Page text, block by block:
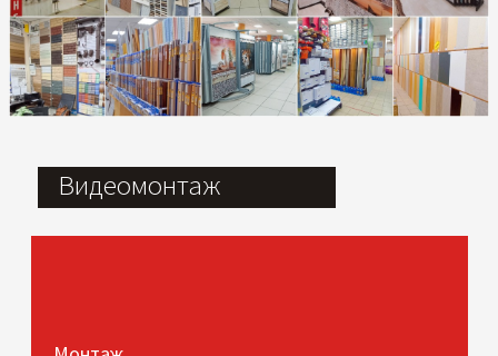
Видеомонтаж